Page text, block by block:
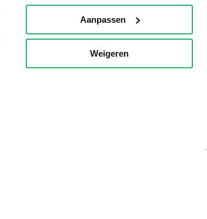
Aanpassen
Weigeren
Winacties